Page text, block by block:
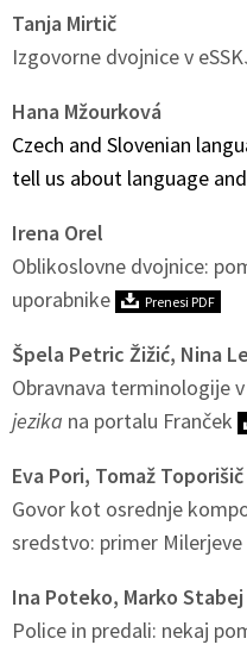
Tanja Mirtič
Izgovorne dvojnice v
Hana Mžourková
Czech and Slovenian
tell us about language
Irena Orel
Oblikoslovne dvojnice:
uporabnike
Prenesi PDF
Špela Petric Žižić, Nina
Obravnava terminologije v
jezika na portalu Franček
Eva Pori, Tomaž Toporišič
Govor kot osrednje
sredstvo: primer
Ina Poteko, Marko Stabej
Police in predali: nekaj